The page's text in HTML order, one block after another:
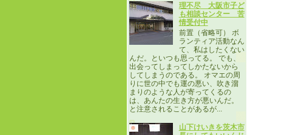
理不尽 大阪市子ど
も相談センター 苦
情受付中
前置（省略可） ボ
ランティア活動なん
て、私はしたくない
んだ。といつも思ってる。 でも、
出会ってしまってしかたないから
してしまうのである。 オマエの周
りに世の中でも運の悪い、吹き溜
まりのような人が寄ってくるの
は、あんたの生き方が悪いんだ。
と注意されることがあるが...
山下けいきを茨木市